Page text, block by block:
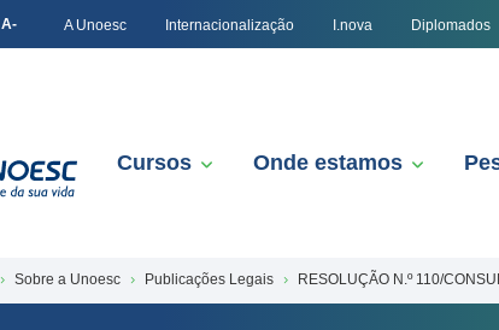
A- A Unoesc Internacionalização I.nova Diplomados
Cursos Onde estamos
Sobre a Unoesc Publicações Legais RESOLUÇÃO N.º 110/